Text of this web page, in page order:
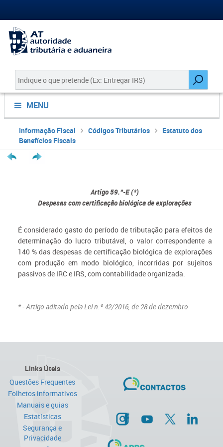
MENU
Informação Fiscal Códigos Tributários
Estatuto dos
Benefícios Fiscais
Artigo 59.º-E (*)
Despesas com certificação biológica de explorações
É considerado gasto do período de tributação para efeitos de
determinação do lucro tributável, o valor correspondente a
140 % das despesas de certificação biológica de explorações
com produção em modo biológico, incorridas por sujeitos
passivos de IRC e IRS, com contabilidade organizada.
* - Artigo aditado pela Lei n.º 42/2016, de 28 de dezembro
Links Úteis
Questões Frequentes
Folhetos informativos
Manuais e guias
Estatísticas
Segurança e
Privacidade